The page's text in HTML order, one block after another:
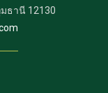
ธานี 12130